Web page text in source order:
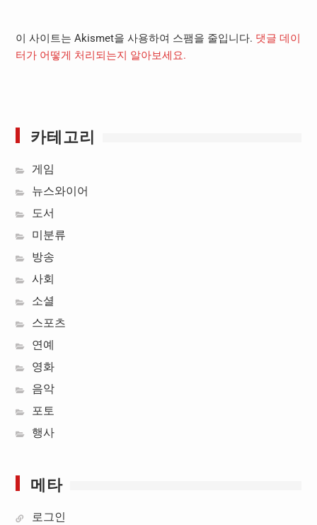
이 사이트는 Akismet을 사용하여 스팸을 줄입니다. 댓글 데이
터가 어떻게 처리되는지 알아보세요.
카테고리
게임
뉴스와이어
도서
미분류
방송
사회
소셜
스포츠
연예
영화
음악
포토
행사
메타
로그인